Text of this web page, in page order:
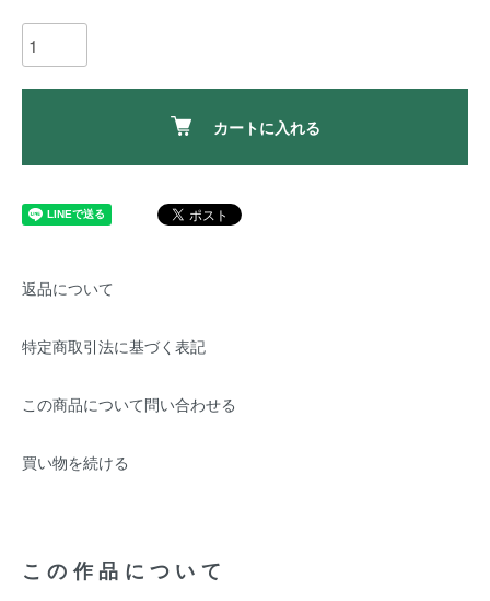
カートに入れる
返品について
特定商取引法に基づく表記
この商品について問い合わせる
買い物を続ける
この作品について